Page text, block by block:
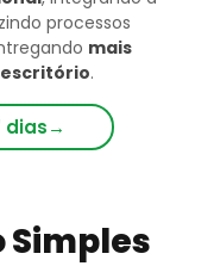
processos
mais
.
dias→
Simples